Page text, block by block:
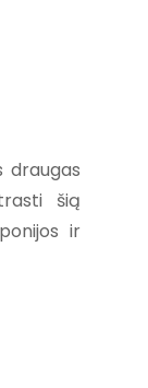
draugas
šią
ir